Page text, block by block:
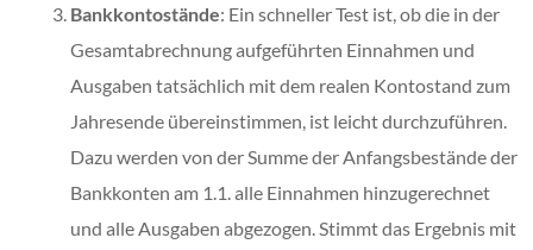
Bankkontostände: Ein schneller Test ist, ob die in der
Gesamtabrechnung aufgeführten Einnahmen und
Ausgaben tatsächlich mit dem realen Kontostand zum
Jahresende übereinstimmen, ist leicht durchzuführen.
Dazu werden von der Summe der Anfangsbestände der
Bankkonten am 1.1. alle Einnahmen hinzugerechnet
und alle Ausgaben abgezogen. Stimmt das Ergebnis mit